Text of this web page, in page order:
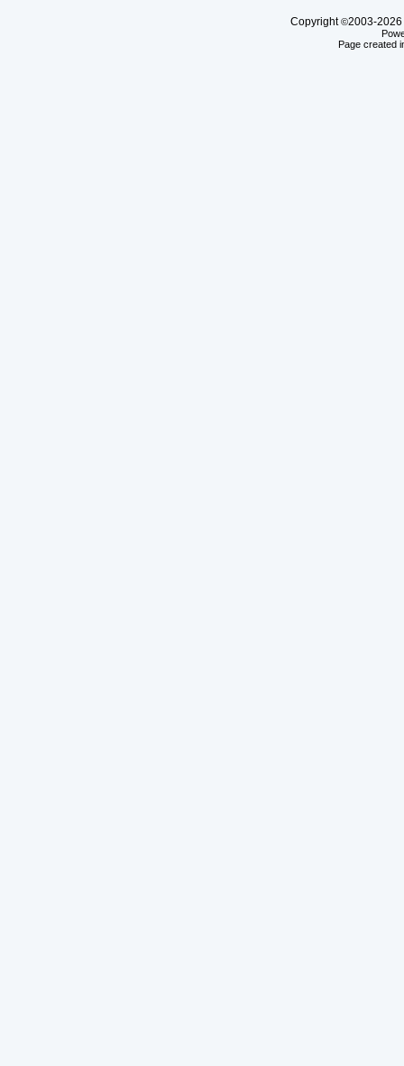
Copyright©2003-2026
Page created